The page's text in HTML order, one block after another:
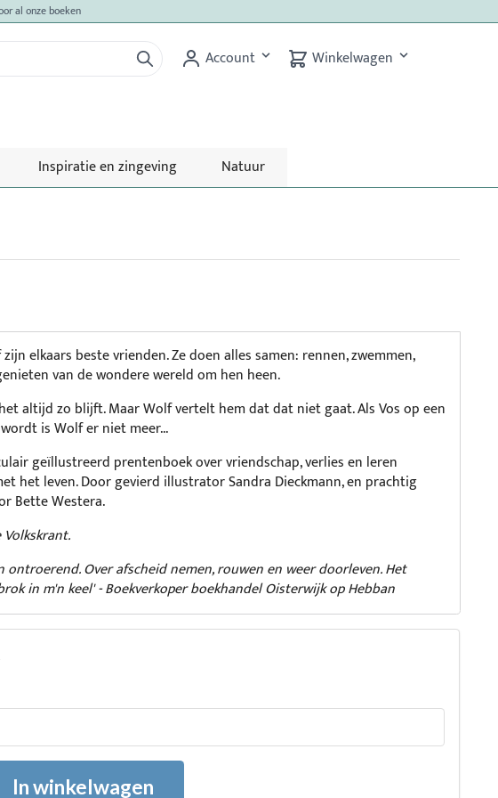
al onze boeken
Account Winkelwagen
Inspiratie en zingeving Natuur
elkaars beste vrienden. Ze doen alles samen: rennen, zwemmen,
van de wondere wereld om hen heen.
altijd zo blijft. Maar Wolf vertelt hem dat dat niet gaat. Als Vos op een
is Wolf er niet meer...
geïllustreerd prentenboek over vriendschap, verlies en leren
het leven. Door gevierd illustrator Sandra Dieckmann, en prachtig
Bette Westera.
Volkskrant.
ontroerend. Over afscheid nemen, rouwen en weer doorleven. Het
in m'n keel' - Boekverkoper boekhandel Oisterwijk op Hebban
In winkelwagen